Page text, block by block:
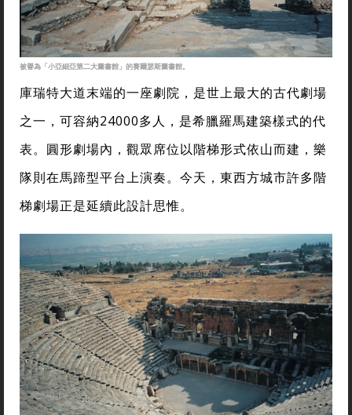
被譽為「小亞細亞第二大圖書館」的賽爾瑟斯圖書館。
庫瑞特大道末端的一座劇院，是世上最大的古代劇場
之一，可容納24000多人，是希臘羅馬建築樣式的代
表。圓形劇場內，觀眾席位以階梯形式依山而建，樂
隊則在馬蹄型平台上演奏。今天，東西方城市許多階
梯劇場正是延續此設計思惟。